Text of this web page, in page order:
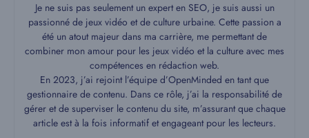
Je ne suis pas seulement un expert en SEO, je suis aussi un
passionné de jeux vidéo et de culture urbaine. Cette passion a
été un atout majeur dans ma carrière, me permettant de
combiner mon amour pour les jeux vidéo et la culture avec mes
compétences en rédaction web.
En 2023, j’ai rejoint l’équipe d’OpenMinded en tant que
gestionnaire de contenu. Dans ce rôle, j’ai la responsabilité de
gérer et de superviser le contenu du site, m’assurant que chaque
article est à la fois informatif et engageant pour les lecteurs.